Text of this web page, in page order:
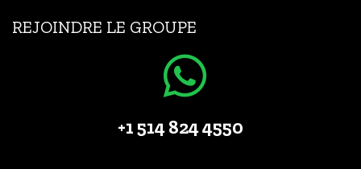
REJOINDRE LE GROUPE
+1 514 824 4550